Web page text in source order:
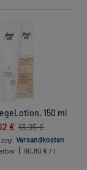
150 ml
€ 13,95 €
zzgl. Versandkosten
90,80 € / l